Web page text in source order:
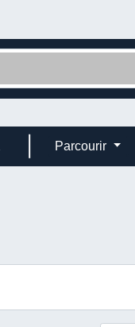
Parcourir